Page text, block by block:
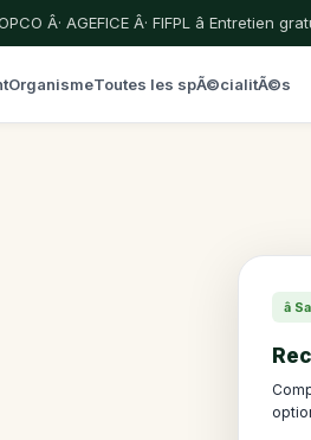
Â· AGEFICE Â· FIFPL â Entretien
OrganismeToutes les spÃ©cialitÃ©s
â